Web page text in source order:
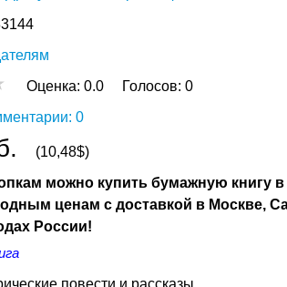
Оценка: 0.0 Голосов: 0
0
(10,48$)
можно купить бумажную книгу в
ценам с доставкой в Москве,
России!
повести и рассказы